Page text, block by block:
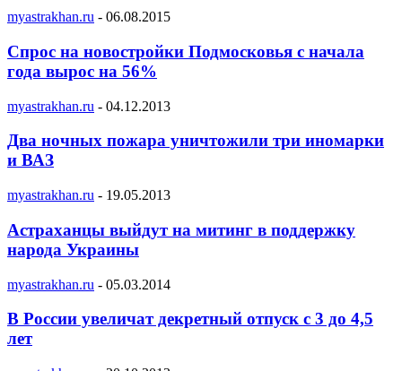
myastrakhan.ru - 06.08.2015
Спрос на новостройки Подмосковья с начала
года вырос на 56%
myastrakhan.ru - 04.12.2013
Два ночных пожара уничтожили три иномарки
и ВАЗ
myastrakhan.ru - 19.05.2013
Астраханцы выйдут на митинг в поддержку
народа Украины
myastrakhan.ru - 05.03.2014
В России увеличат декретный отпуск с 3 до 4,5
лет